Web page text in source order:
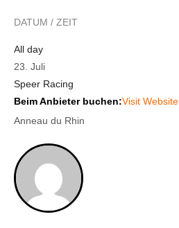
DATUM / ZEIT
All day
23. Juli
Speer Racing
Beim Anbieter buchen:Visit Website
Anneau du Rhin